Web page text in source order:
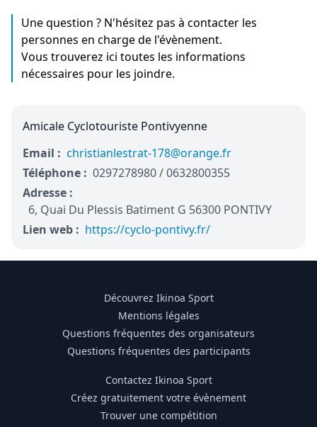
Une question ? N'hésitez pas à contacter les
personnes en charge de l'évènement.
Vous trouverez ici toutes les informations
nécessaires pour les joindre.
Amicale Cyclotouriste Pontivyenne
Email : christianlestrat-178@orange.fr
Téléphone : 0297278980 / 0632800355
Adresse :
6, Quai Du Plessis Batiment G 56300 PONTIVY
Lien web : https://cyclo-pontivy.fr/
Découvrez Ikinoa Sport
Mentions légales
Questions fréquentes des organisateurs
Questions fréquentes des participants
Contactez Ikinoa Sport
Créez gratuitement votre évènement
Trouver une compétition